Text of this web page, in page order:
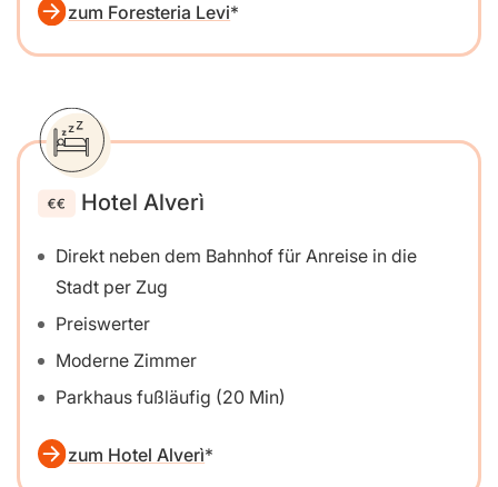
zum Foresteria Levi
Hotel Alverì
Direkt neben dem Bahnhof für Anreise in die
Stadt per Zug
Preiswerter
Moderne Zimmer
Parkhaus fußläufig (20 Min)
zum Hotel Alverì